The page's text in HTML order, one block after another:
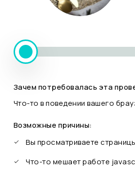
Зачем потребовалась эта
Что-то в поведении вашего
Возможные причины:
Вы просматриваете
Что-то мешает работе